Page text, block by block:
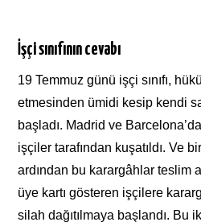
İşçi sınıfının cevabı
19 Temmuz günü işçi sınıfı,
etmesinden ümidi kesip kendi
başladı. Madrid ve
işçiler tarafından kuşatıldı. Ve
ardından bu karargâhlar teslim
üye kartı gösteren işçilere
silah dağıtılmaya başlandı. Bu